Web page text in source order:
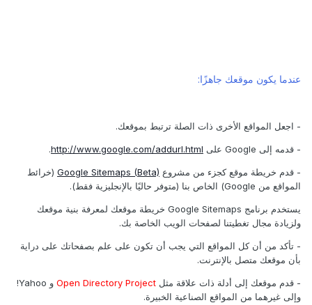
عندما يكون موقعك جاهزًا:
- اجعل المواقع الأخرى ذات الصلة ترتبط بموقعك.
- قدمه إلى Google على http://www.google.com/addurl.html
.
- قدم خريطة موقع كجزء من مشروعGoogle Sitemaps (Beta)(خرائط
المواقع من Google) الخاص بنا (متوفر حاليًا بالإنجليزية فقط).
يستخدم برنامج Google Sitemaps خريطة موقعك لمعرفة بنية موقعك
ولزيادة مجال تغطيتنا لصفحات الويب الخاصة بك.
- تأكد من أن كل المواقع التي يجب أن تكون على علم بصفحاتك على دراية
بأن موقعك متصل بالإنترنت.
- قدم موقعك إلى أدلة ذات علاقة مثل Open Directory Project
و Yahoo!
وإلى غيرهما من المواقع الصناعية الخبيرة.